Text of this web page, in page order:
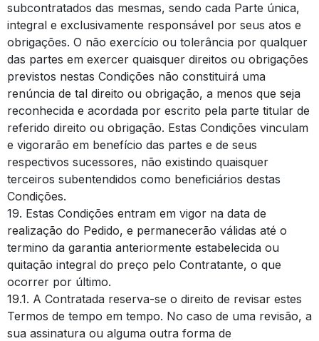
subcontratados das mesmas, sendo cada Parte única,
integral e exclusivamente responsável por seus atos e
obrigações. O não exercício ou tolerância por qualquer
das partes em exercer quaisquer direitos ou obrigações
previstos nestas Condições não constituirá uma
renúncia de tal direito ou obrigação, a menos que seja
reconhecida e acordada por escrito pela parte titular de
referido direito ou obrigação. Estas Condições vinculam
e vigorarão em benefício das partes e de seus
respectivos sucessores, não existindo quaisquer
terceiros subentendidos como beneficiários destas
Condições.
19. Estas Condições entram em vigor na data de
realização do Pedido, e permanecerão válidas até o
termino da garantia anteriormente estabelecida ou
quitação integral do preço pelo Contratante, o que
ocorrer por último.
19.1. A Contratada reserva-se o direito de revisar estes
Termos de tempo em tempo. No caso de uma revisão, a
sua assinatura ou alguma outra forma de